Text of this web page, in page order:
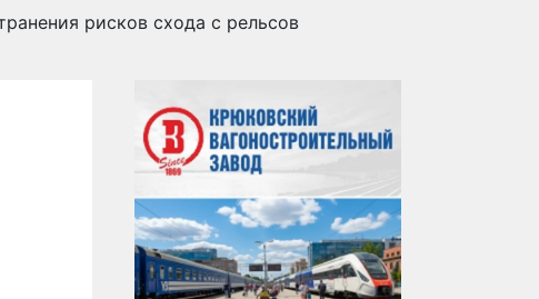
рисков схода с рельсов